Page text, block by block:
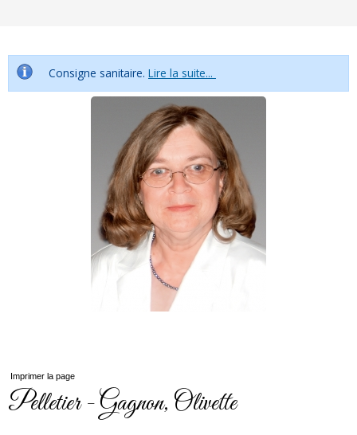
Consigne sanitaire. Lire la suite...
Imprimer la page
Pelletier - Gagnon, Olivette